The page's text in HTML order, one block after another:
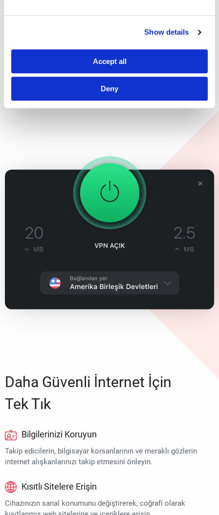
Show details
Accept all
Deny
Dosyaları Karantinaya Alın
Zararlı olma ihtimali bulunan dosyaları tehdit oluşturma şansları
Gerçek Zamanlı Koruma
Daha Güvenli İnternet İçin
Tek Tık
Bilgilerinizi Koruyun
Takip edicilerin, bilgisayar korsanlarının ve meraklı gözlerin
internet alışkanlarınızı takip etmesini önleyin.
Kısıtlı Sitelere Erişin
Cihazınızın sanal konumunu değiştirerek, coğrafi olarak